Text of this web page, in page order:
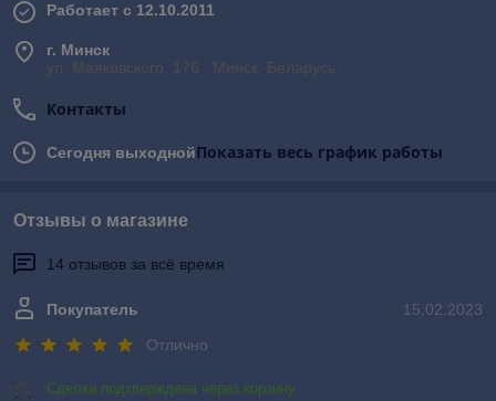
Работает с 12.10.2011
г. Минск
ул. Маяковского, 176 , Минск, Беларусь
Контакты
Сегодня выходнойПоказать весь график работы
Отзывы о магазине
14 отзывов за всё время
15.02.2023
Покупатель
Отлично
Сделка подтверждена через корзину